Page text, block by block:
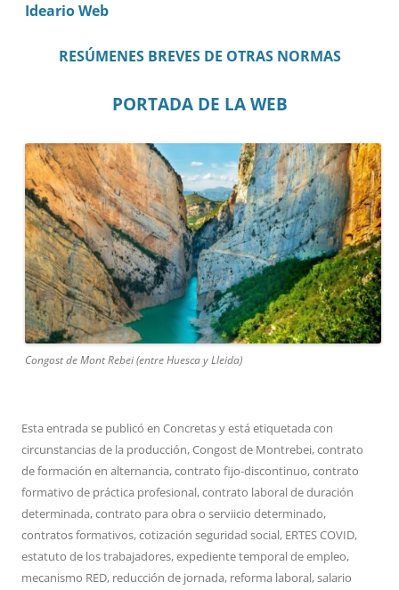
Ideario Web
RESÚMENES BREVES DE OTRAS NORMAS
PORTADA DE LA WEB
Congost de Mont Rebei (entre Huesca y Lleida)
Esta entrada se publicó en Concretasy está etiquetada con
circunstancias de la producción,Congost de Montrebei,contrato
de formación en alternancia,contrato fijo-discontinuo,contrato
formativo de práctica profesional,contrato laboral de duración
determinada,contrato para obra o serviicio determinado,
contratos formativos,cotización seguridad social, ERTES COVID,
estatuto de los trabajadores,expediente temporal de empleo,
mecanismo RED, reducción de jornada, reforma laboral,salario